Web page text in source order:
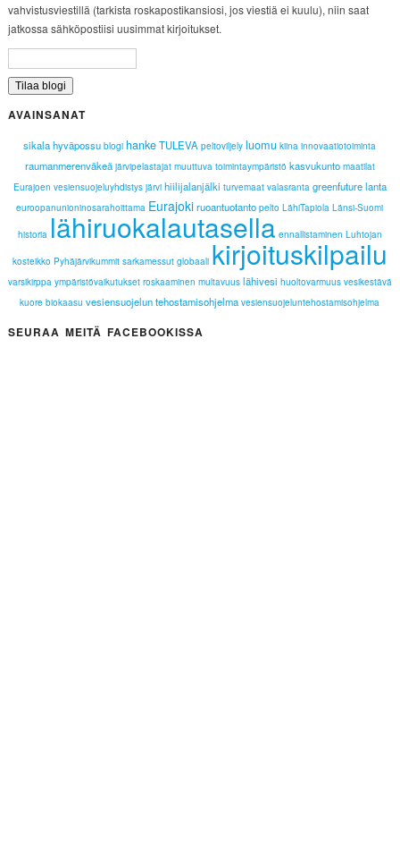
vahvistusviestillä (tarkista roskapostikansiosi, jos viestiä ei kuulu), niin saat
jatkossa sähköpostiisi uusimmat kirjoitukset.
AVAINSANAT
sikala hyväpossu blogi hanke TULEVA peltoviljely luomu kiina innovaatiotoiminta
raumanmerenväkeä järvipelastajat muuttuva toimintaympäristö kasvukunto maatilat
Eurajoen vesiensuojeluyhdistys järvi hiilijalanjälki turvemaat valasranta greenfuturelanta
euroopanunioninosarahoittama Eurajoki ruoantuotanto pelto LähiTapiola Länsi-Suomi
historia lähiruokalautasella ennallistaminen Luhtojan
kosteikko Pyhäjärvikummit sarkamessut globaali kirjoituskilpailu
varsikirppa ympäristövaikutukset roskaaminen multavuus lähivesi huoltovarmuus vesikestävä
kuore biokaasu vesiensuojelun tehostamisohjelma vesiensuojeluntehostamisohjelma
SEURAA MEITÄ FACEBOOKISSA